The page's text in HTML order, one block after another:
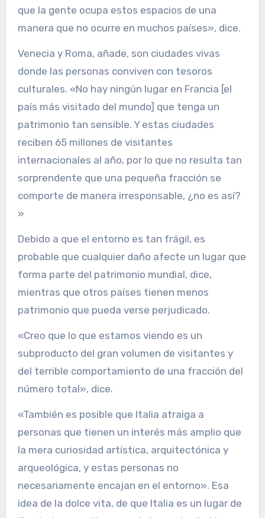
que la gente ocupa estos espacios de una
manera que no ocurre en muchos países», dice.
Venecia y Roma, añade, son ciudades vivas
donde las personas conviven con tesoros
culturales. «No hay ningún lugar en Francia [el
país más visitado del mundo] que tenga un
patrimonio tan sensible. Y estas ciudades
reciben 65 millones de visitantes
internacionales al año, por lo que no resulta tan
sorprendente que una pequeña fracción se
comporte de manera irresponsable, ¿no es así?
»
Debido a que el entorno es tan frágil, es
probable que cualquier daño afecte un lugar que
forma parte del patrimonio mundial, dice,
mientras que otros países tienen menos
patrimonio que pueda verse perjudicado.
«Creo que lo que estamos viendo es un
subproducto del gran volumen de visitantes y
del terrible comportamiento de una fracción del
número total», dice.
«También es posible que Italia atraiga a
personas que tienen un interés más amplio que
la mera curiosidad artística, arquitectónica y
arqueológica, y estas personas no
necesariamente encajan en el entorno». Esa
idea de la dolce vita, de que Italia es un lugar de